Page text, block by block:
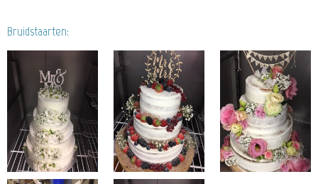
Bruidstaarten: